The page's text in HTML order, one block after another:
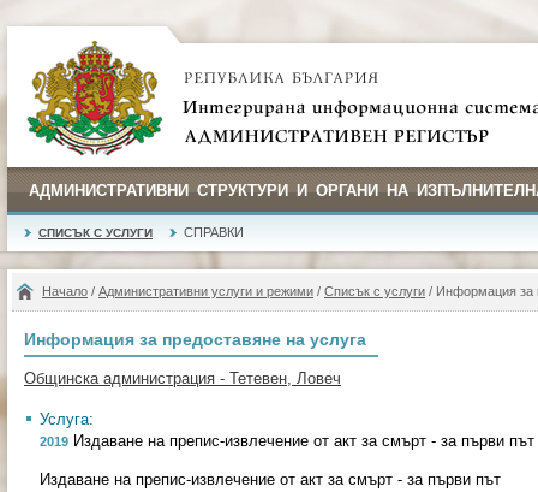
АДМИНИСТРАТИВНИ СТРУКТУРИ И ОРГАНИ НА
СПИСЪК С УСЛУГИ СПРАВКИ
Начало / Административни услуги и режими / Списък с услуги / Информация за
Информация за предоставяне на услуга
Общинска администрация - Тетевен, Ловеч
Услуга:
2019 Издаване на препис-извлечение от акт за смърт - за първи път
Издаване на препис-извлечение от акт за смърт - за първи път